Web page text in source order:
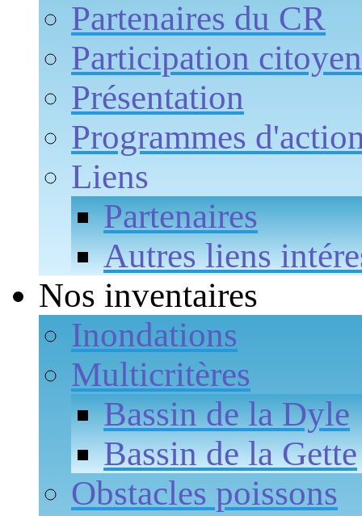
Partenaires du CR
Participation
Présentation
Programmes
Liens
Partenaires
Autres liens
Nos inventaires
Inondations
Multicritères
Bassin de la Dyle
Bassin de la Gette
Obstacles poissons